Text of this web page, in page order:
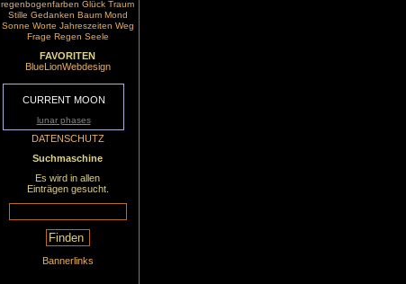
regenbogenfarben Glück Traum
Stille Gedanken Baum Mond
Sonne Worte Jahreszeiten Weg
Frage Regen Seele
FAVORITEN
BlueLionWebdesign
CURRENT MOON
lunar phases
DATENSCHUTZ
Suchmaschine
Es wird in allen
Einträgen gesucht.
Bannerlinks